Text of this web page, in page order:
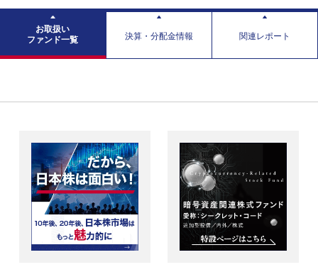
お取扱い
ファンド一覧
決算・分配金情報 関連レポート